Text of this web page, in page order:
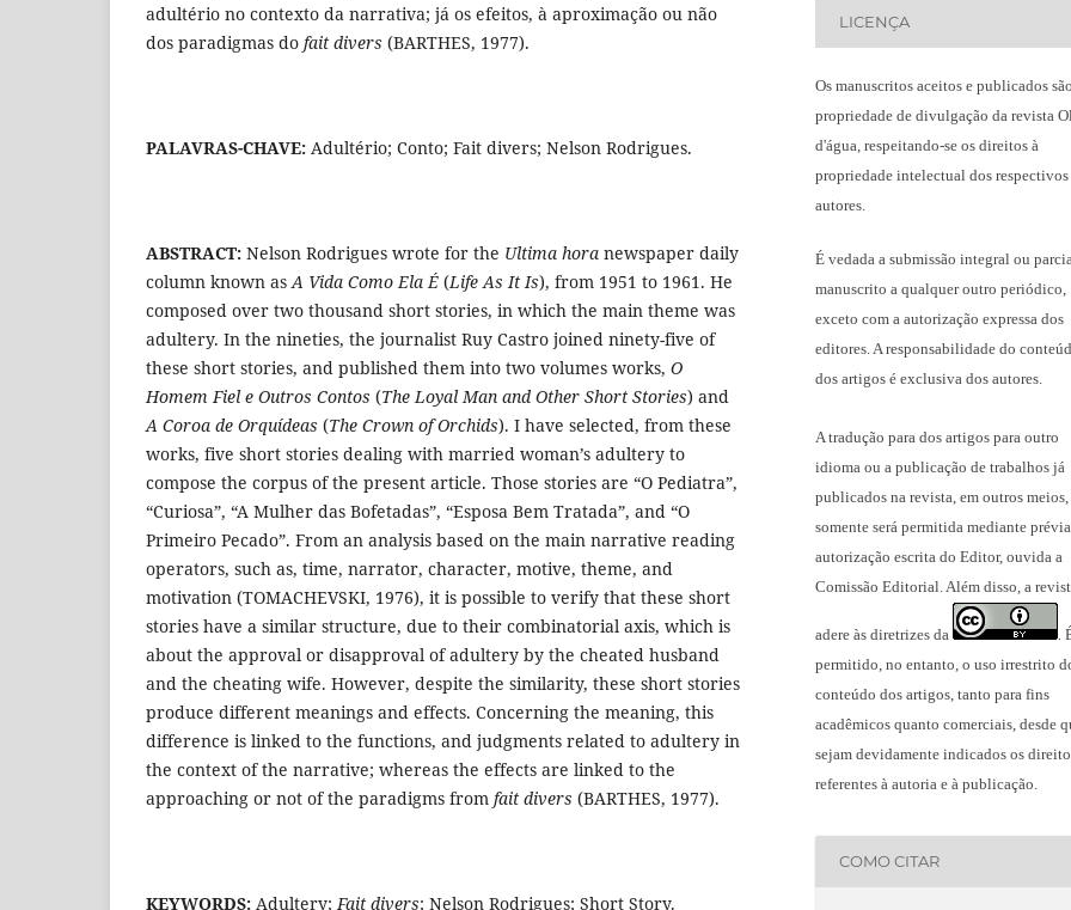
adultério no contexto da narrativa; já os efeitos, à aproximação ou não
dos paradigmas do fait divers (BARTHES, 1977).
PALAVRAS-CHAVE: Adultério; Conto; Fait divers; Nelson Rodrigues.
ABSTRACT: Nelson Rodrigues wrote for the Ultima hora newspaper daily
column known asA Vida Como Ela É (Life As It Is), from 1951 to 1961. He
composed over two thousand short stories, in which the main theme was
adultery. In the nineties, the journalist Ruy Castro joined ninety-five of
these short stories, and published them into two volumes works, O
Homem Fiel e Outros Contos (The Loyal Man and Other Short Stories) and
A Coroa de Orquídeas (The Crown of Orchids). I have selected, from these
works, five short stories dealing with married woman’s adultery to
compose the corpus of the present article. Those stories are “O Pediatra”,
“Curiosa”, “A Mulher das Bofetadas”, “Esposa Bem Tratada”, and “O
Primeiro Pecado”. From an analysis based on the main narrative reading
operators, such as, time, narrator, character, motive, theme, and
motivation (TOMACHEVSKI, 1976), it is possible to verify that these short
stories have a similar structure, due to their combinatorial axis, which is
about the approval or disapproval of adultery by the cheated husband
and the cheating wife. However, despite the similarity, these short stories
produce different meanings and effects. Concerning the meaning, this
difference is linked to the functions, and judgments related to adultery in
the context of the narrative; whereas the effects are linked to the
approaching or not of the paradigms from fait divers (BARTHES, 1977).
KEYWORDS: Adultery;Fait divers; Nelson Rodrigues; Short Story.
LICENÇA
Os manuscritos aceitos e publicados
propriedade de divulgação da revista
d'água, respeitando-se os direitos à
propriedade intelectual dos respectivos
autores.
É vedada a submissão integral ou
manuscrito a qualquer outro periódico,
exceto com a autorização expressa dos
editores. A responsabilidade do
dos artigos é exclusiva dos autores.
A tradução para dos artigos para outro
idioma ou a publicação de trabalhos já
publicados na revista , em outros meios,
somente será permitida mediante prévia
autorização escrita do Editor, ouvida a
Comissão Editorial. Além disso, a
adere às diretrizes da
permitido, no entanto, o uso irrestrito
conteúdo dos artigos, tanto para fins
acadêmicos quanto comerciais, desde
sejam devidamente indicados os
referentes à autoria e à publicação.
COMO CITAR